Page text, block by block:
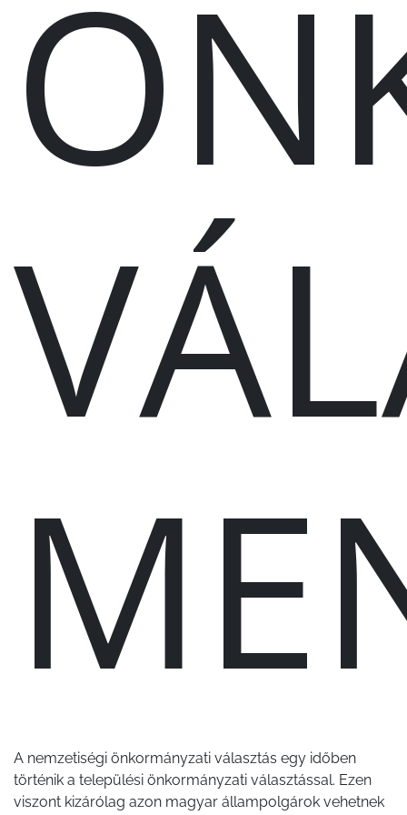
A nemzetiségi önkormányzati választás egy időben
történik a települési önkormányzati választással. Ezen
viszont kizárólag azon magyar állampolgárok vehetnek